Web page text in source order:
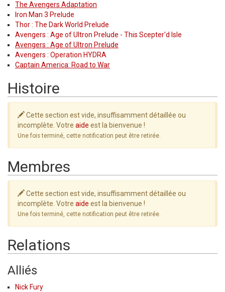
The Avengers Adaptation
Iron Man 3 Prelude
Thor : The Dark World Prelude
Avengers : Age of Ultron Prelude - This Scepter'd Isle
Avengers : Age of Ultron Prelude
Avengers : Operation HYDRA
Captain America: Road to War
Histoire
Cette section est vide, insuffisamment détaillée ou
incomplète. Votre aide est la bienvenue !
Une fois terminé, cette notification peut être retirée.
Membres
Cette section est vide, insuffisamment détaillée ou
incomplète. Votre aide est la bienvenue !
Une fois terminé, cette notification peut être retirée.
Relations
Alliés
Nick Fury